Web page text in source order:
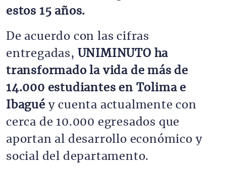
estos 15 años.
De acuerdo con las cifras
entregadas, UNIMINUTO ha
transformado la vida de más de
14.000 estudiantes en Tolima e
Ibagué y cuenta actualmente con
cerca de 10.000 egresados que
aportan al desarrollo económico y
social del departamento.